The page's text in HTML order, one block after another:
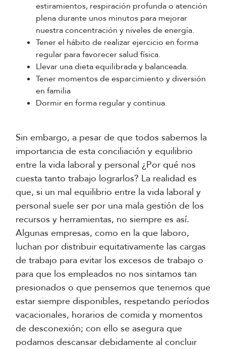
estiramientos, respiración profunda o atención
plena durante unos minutos para mejorar
nuestra concentración y niveles de energía.
Tener el hábito de realizar ejercicio en forma
regular para favorecer salud física.
Llevar una dieta equilibrada y balanceada.
Tener momentos de esparcimiento y diversión
en familia
Dormir en forma regular y continua.
Sin embargo, a pesar de que todos sabemos la
importancia de esta conciliación y equilibrio
entre la vida laboral y personal ¿Por qué nos
cuesta tanto trabajo lograrlos? La realidad es
que, si un mal equilibrio entre la vida laboral y
personal suele ser por una mala gestión de los
recursos y herramientas, no siempre es así.
Algunas empresas, como en la que laboro,
luchan por distribuir equitativamente las cargas
de trabajo para evitar los excesos de trabajo o
para que los empleados no nos sintamos tan
presionados o que pensemos que tenemos que
estar siempre disponibles, respetando períodos
vacacionales, horarios de comida y momentos
de desconexión; con ello se asegura que
podamos descansar debidamente al concluir